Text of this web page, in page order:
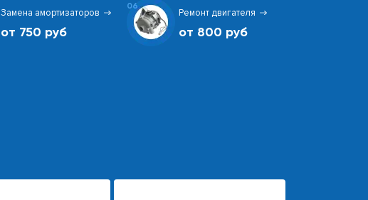
Замена амортизаторов
от 750 руб
06
Ремонт двигателя
от 800 руб